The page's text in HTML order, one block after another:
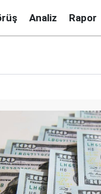
Analiz Rapor